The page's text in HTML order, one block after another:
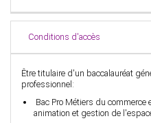
Conditions d'accès
Être titulaire d'un baccalauréat
professionnel:
Bac Pro Métiers du commerce
animation et gestion de